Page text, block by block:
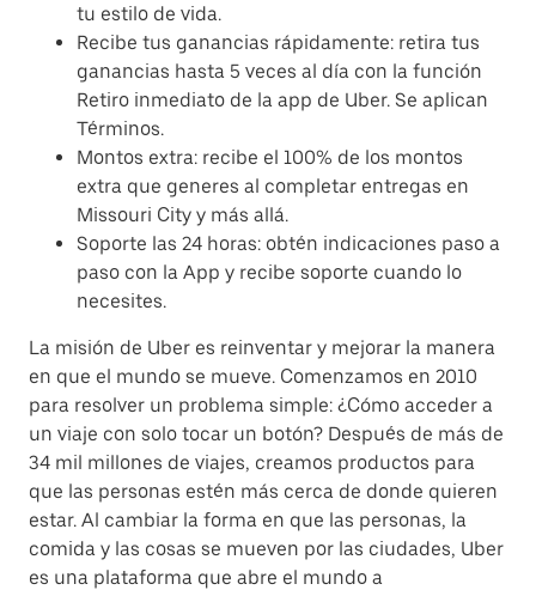
tu estilo de vida.
Recibe tus ganancias rápidamente: retira tus
ganancias hasta 5 veces al día con la función
Retiro inmediato de la app de Uber. Se aplican
Términos.
Montos extra: recibe el 100% de los montos
extra que generes al completar entregas en
Missouri City y más allá.
Soporte las 24 horas: obtén indicaciones paso a
paso con la App y recibe soporte cuando lo
necesites.
La misión de Uber es reinventar y mejorar la manera
en que el mundo se mueve. Comenzamos en 2010
para resolver un problema simple: ¿Cómo acceder a
un viaje con solo tocar un botón? Después de más de
34 mil millones de viajes, creamos productos para
que las personas estén más cerca de donde quieren
estar. Al cambiar la forma en que las personas, la
comida y las cosas se mueven por las ciudades, Uber
es una plataforma que abre el mundo a